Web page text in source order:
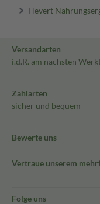
Hevert
Versandarten
i.d.R. am nächsten
Zahlarten
sicher und bequem
Bewerte uns
Vertraue unserem
Folge uns